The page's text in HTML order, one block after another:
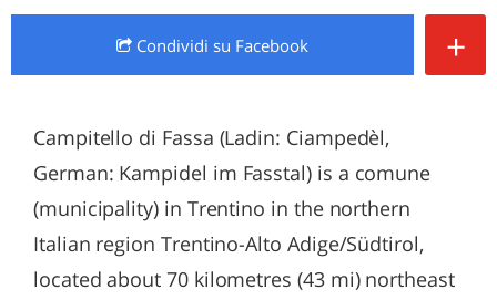
Condividi su Facebook +
Campitello di Fassa (Ladin: Ciampedèl,
German: Kampidel im Fasstal) is a comune
(municipality) in Trentino in the northern
Italian region Trentino-Alto Adige/Südtirol,
located about 70 kilometres (43 mi) northeast